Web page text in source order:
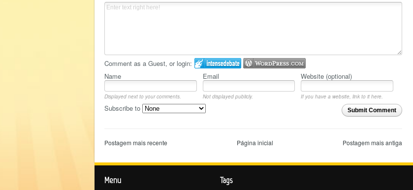
Comment as a Guest, or login:
Name
Email Website (optional)
Displayed next to your comments. Not displayed publicly.
If you have a website, link to it here.
Submit Comment
Subscribe to
Postagem mais recente Página inicial Postagem mais antiga
Menu Tags